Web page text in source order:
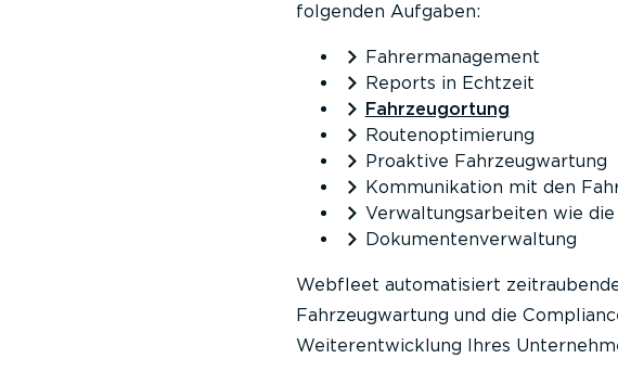
folgenden Aufgaben:
Fahrermanagement
Reports in Echtzeit
Fahrzeugortung
Routenoptimierung
Proaktive Fahrzeugwartung
Kommunikation mit den
Verwaltungsarbeiten wie
Dokumentenverwaltung
Webfleet automatisiert
Fahrzeugwartung und die
Weiterentwicklung Ihres